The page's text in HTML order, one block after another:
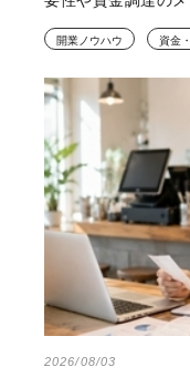
開業ノウハウ 資金
2026/08/03